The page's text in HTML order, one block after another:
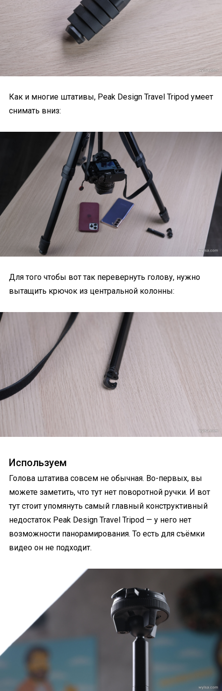
Как и многие штативы, Peak Design Travel Tripod умеет
снимать вниз:
Для того чтобы вот так перевернуть голову, нужно
вытащить крючок из центральной колонны:
Используем
Голова штатива совсем не обычная. Во-первых, вы
можете заметить, что тут нет поворотной ручки. И вот
тут стоит упомянуть самый главный конструктивный
недостаток Peak Design Travel Tripod — у него нет
возможности панорамирования. То есть для съёмки
видео он не подходит.